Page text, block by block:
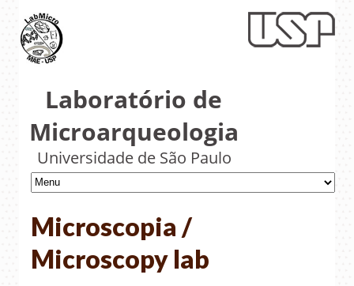
Laboratório de
Microarqueologia
Universidade de São Paulo
Microscopia /
Microscopy lab